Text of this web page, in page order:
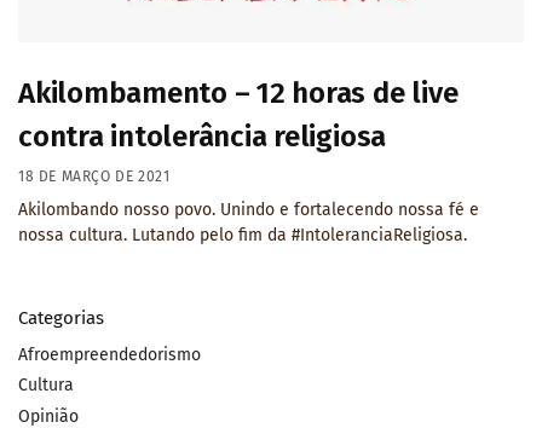
Akilombamento – 12 horas de live
contra intolerância religiosa
18 DE MARÇO DE 2021
Akilombando nosso povo. Unindo e fortalecendo nossa fé e
nossa cultura. Lutando pelo fim da #IntoleranciaReligiosa.
Categorias
Afroempreendedorismo
Cultura
Opinião